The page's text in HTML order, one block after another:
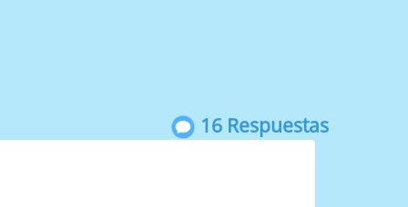
16 Respuestas